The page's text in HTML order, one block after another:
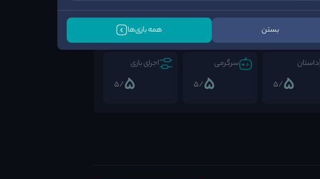
فضا سازی
/5
برخورد پرسنل
5
طراحی معما
5
/5
داستان
5
/5
سرگرمی
5
/5
اجرای بازی
5
/5
بستن همه بازی‌ها